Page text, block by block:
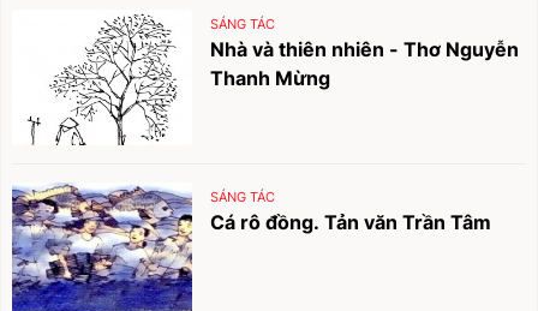
SÁNG TÁC
Nhà và thiên nhiên - Thơ Nguyễn
Thanh Mừng
SÁNG TÁC
Cá rô đồng. Tản văn Trần Tâm